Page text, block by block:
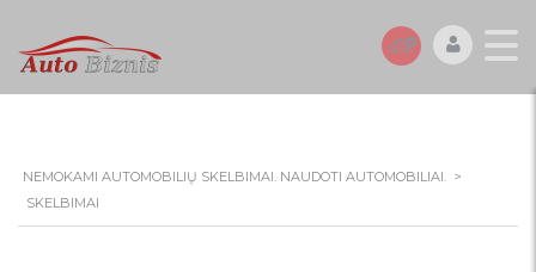
NEMOKAMI AUTOMOBILIŲ SKELBIMAI. NAUDOTI AUTOMOBILIAI. >
SKELBIMAI